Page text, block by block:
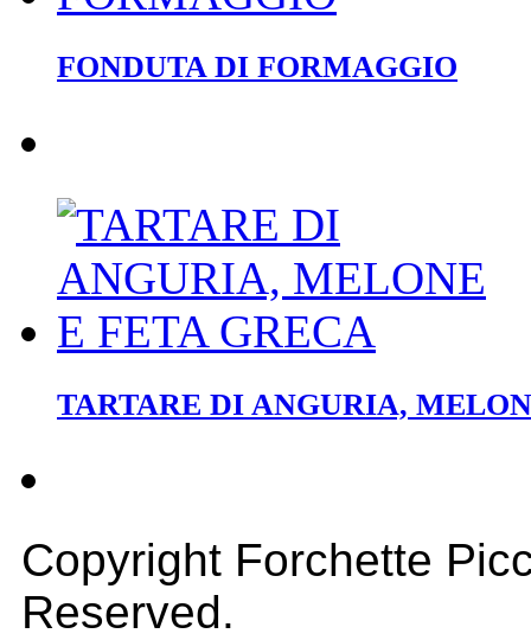
FONDUTA DI FORMAGGIO
TARTARE DI ANGURIA,
Copyright Forchette
Reserved.